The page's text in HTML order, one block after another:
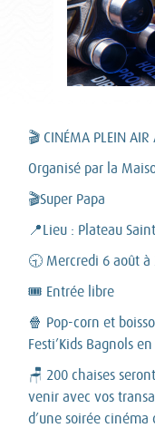
🎬 CINÉMA PLEIN AIR
Organisé par la
🎬Super Papa
📍Lieu : Plateau
🕤 Mercredi 6 août à
🎟 Entrée libre
🍿 Pop-corn et
Festi’Kids Bagnols
🪑 200 chaises
venir avec vos
d’une soirée